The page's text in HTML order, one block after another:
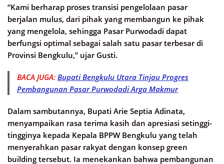
“Kami berharap proses transisi pengelolaan pasar
berjalan mulus, dari pihak yang membangun ke pihak
yang mengelola, sehingga Pasar Purwodadi dapat
berfungsi optimal sebagai salah satu pasar terbesar di
Provinsi Bengkulu,” ujar Gusti.
BACA JUGA: Bupati Bengkulu Utara Tinjau Progres
Pembangunan Pasar Purwodadi Arga Makmur
Dalam sambutannya, Bupati Arie Septia Adinata,
menyampaikan rasa terima kasih dan apresiasi setinggi-
tingginya kepada Kepala BPPW Bengkulu yang telah
menyerahkan pasar rakyat dengan konsep green
building tersebut. Ia menekankan bahwa pembangunan